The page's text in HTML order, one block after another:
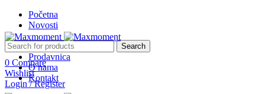
Početna
Novosti
Search
0 Compare
Wishlist
Login / Register
Prodavnica
O nama
Kontakt